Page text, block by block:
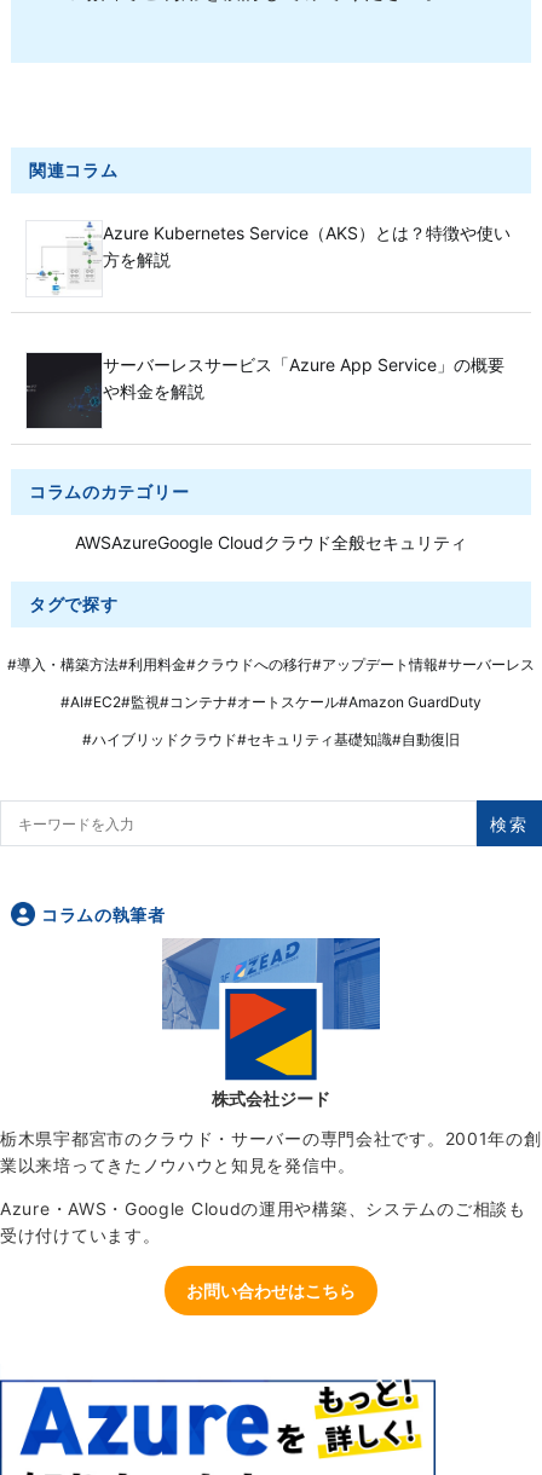
関連コラム
Azure Kubernetes Service（AKS）とは？特徴や使い
方を解説
サーバーレスサービス「Azure App Service」の概要
や料金を解説
コラムのカテゴリー
AWSAzureGoogle Cloudクラウド全般セキュリティ
タグで探す
#導入・構築方法#利用料金#クラウドへの移行#アップデート情報#サーバーレス
#AI#EC2#監視#コンテナ#オートスケール#Amazon GuardDuty
#ハイブリッドクラウド#セキュリティ基礎知識#自動復旧
検索
コラムの執筆者
株式会社ジード
栃木県宇都宮市のクラウド・サーバーの専門会社です。2001年の創
業以来培ってきたノウハウと知見を発信中。
Azure・AWS・Google Cloudの運用や構築、システムのご相談も
受け付けています。
お問い合わせはこちら